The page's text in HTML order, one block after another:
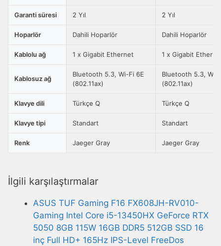
Garanti süresi 2 Yıl 2 Yıl
Hoparlör Dahili Hoparlör Dahili Hoparlör
Kablolu ağ 1 x Gigabit Ethernet 1 x Gigabit
Kablosuz ağ
Bluetooth 5.3, Wi-Fi 6E
(802.11ax)
Bluetooth 5.3, Wi-
(802.11ax)
Klavye dili Türkçe Q Türkçe Q
Klavye tipi Standart Standart
Renk Jaeger Gray Jaeger Gray
İlgili karşılaştırmalar
ASUS TUF Gaming F16 FX608JH-RV010-
Gaming Intel Core i5-13450HX GeForce RTX
5050 8GB 115W 16GB DDR5 512GB SSD 16
inç Full HD+ 165Hz IPS-Level FreeDos